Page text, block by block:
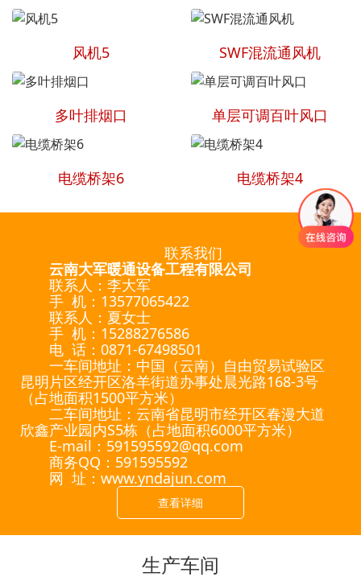
风机5 SWF混流通风机
多叶排烟口 单层可调百叶风口
电缆桥架6 电缆桥架4
联系我们
云南大军暖通设备工程有限公司
联系人：李大军
手 机：13577065422
联系人：夏女士
手 机：15288276586
电 话：0871-67498501
一车间地址：中国（云南）自由贸易试验区
昆明片区经开区洛羊街道办事处晨光路168-3号
（占地面积1500平方米）
二车间地址：云南省昆明市经开区春漫大道
欣鑫产业园内S5栋（占地面积6000平方米）
E-mail：591595592@qq.com
商务QQ：591595592
网 址：www.yndajun.com
查看详细
生产车间